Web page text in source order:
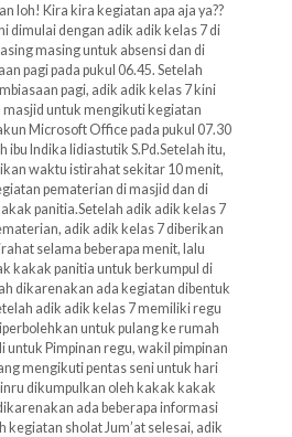
loh! Kira kira kegiatan apa aja ya??
dimulai dengan adik adik kelas 7 di
masing untuk absensi dan di
pagi pada pukul 06.45. Setelah
pagi, adik adik kelas 7 kini
untuk mengikuti kegiatan
Microsoft Office pada pukul 07.30
ibu Indika lidiastutik S.Pd.Setelah itu,
waktu istirahat sekitar 10 menit,
pematerian di masjid dan di
panitia.Setelah adik adik kelas 7
adik adik kelas 7 diberikan
selama beberapa menit, lalu
kakak panitia untuk berkumpul di
dikarenakan ada kegiatan dibentuk
adik adik kelas 7 memiliki regu
untuk pulang ke rumah
untuk Pimpinan regu, wakil pimpinan
mengikuti pentas seni untuk hari
dikumpulkan oleh kakak kakak
ada beberapa informasi
kegiatan sholat Jum’at selesai, adik